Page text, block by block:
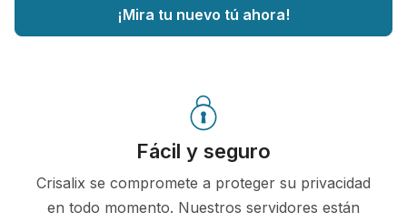
¡Mira tu nuevo tú ahora!
Fácil y seguro
Crisalix se compromete a proteger su privacidad
en todo momento. Nuestros servidores están